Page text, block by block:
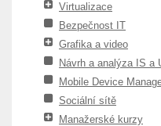
Virtualizace
Bezpečnost IT
Grafika a video
Návrh a analýza IS a
Mobile Device
Sociální sítě
Manažerské kurzy